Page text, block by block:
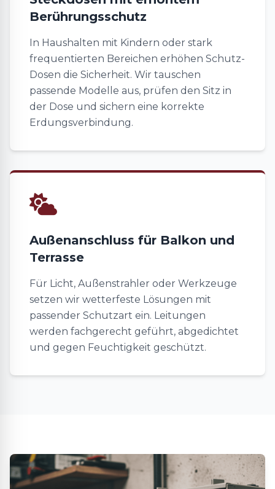
Berührungsschutz
In Haushalten mit Kindern oder stark
frequentierten Bereichen erhöhen Schutz-
Dosen die Sicherheit. Wir tauschen
passende Modelle aus, prüfen den Sitz in
der Dose und sichern eine korrekte
Erdungsverbindung.
Außenanschluss für Balkon und
Terrasse
Für Licht, Außenstrahler oder Werkzeuge
setzen wir wetterfeste Lösungen mit
passender Schutzart ein. Leitungen
werden fachgerecht geführt, abgedichtet
und gegen Feuchtigkeit geschützt.